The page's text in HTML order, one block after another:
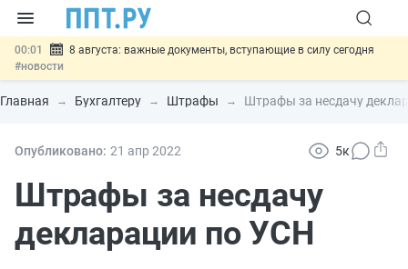
00:01
8 августа: важные документы, вступающие в силу сегодня
#новости
07.08 Подписан закон о блокировке продажи опасных товаров через
«Честный знак»#новости
07.08 Госпошлину за устранение ошибок в документах предлагают
07.08
отношений #новости
Главная Бухгалтеру Штрафы Штрафы за несдачу
Опубликовано: 21 апр 2022 5к
Штрафы за несдачу
декларации по УСН